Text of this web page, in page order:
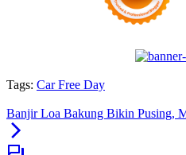
Tags: Car Free Day
Banjir Loa Bakung Bikin Pusing,